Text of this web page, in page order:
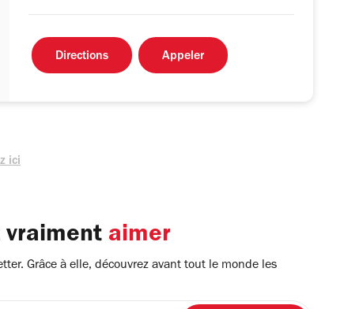
Directions Appeler
ici
vraiment aimer
Grâce à elle, découvrez avant tout le monde les